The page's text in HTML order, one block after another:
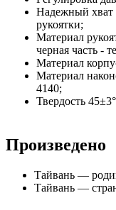
Надежный хват
рукоятки;
Материал
черная часть -
Материал
Материал
4140;
Твердость
Произведено
Тайвань —
Тайвань —